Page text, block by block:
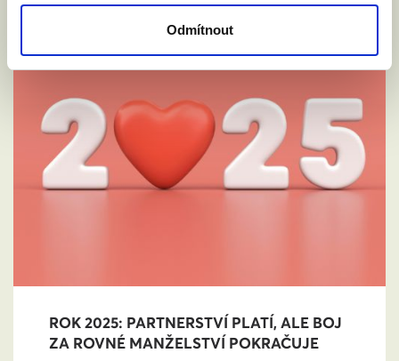
Odmítnout
ROK 2025: PARTNERSTVÍ PLATÍ, ALE BOJ
ZA ROVNÉ MANŽELSTVÍ POKRAČUJE